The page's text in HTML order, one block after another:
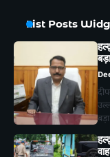
List Posts